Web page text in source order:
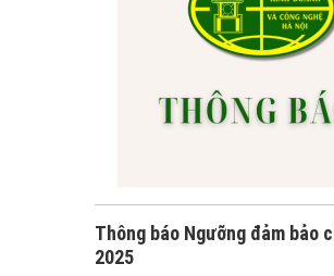
Thông báo Ngưỡng đảm
2025